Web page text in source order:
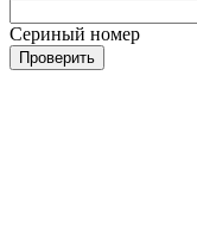
Сериный номер
Проверить